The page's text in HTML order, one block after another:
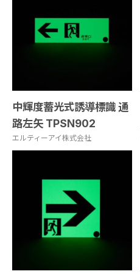
中輝度蓄光式誘導標識 通
路左矢 TPSN902
エルティーアイ株式会社